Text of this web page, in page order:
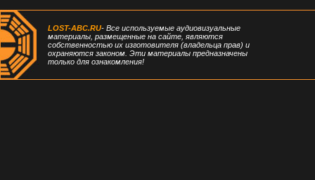
LOST-ABC.RU- Все используемые аудиовизуальные
материалы, размещенные на сайте, являются
собственностью их изготовителя (владельца прав) и
охраняются законом. Эти материалы предназначены
только для ознакомления!